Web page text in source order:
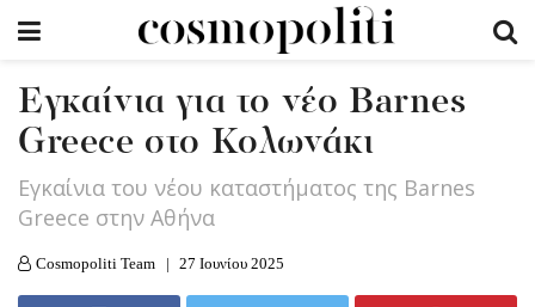
Εγκαίνια για το νέο Barnes
Greece στο Κολωνάκι
Εγκαίνια του νέου καταστήματος της Barnes
Greece στην Αθήνα
Cosmopoliti Team 27 Ιουνίου 2025